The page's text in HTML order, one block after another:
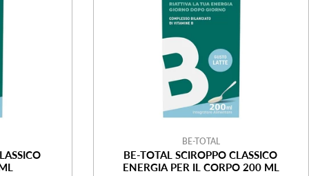
BE-TOTAL
BE-TOTAL SCIROPPO CLASSICO
ENERGIA PER IL CORPO 200 ML